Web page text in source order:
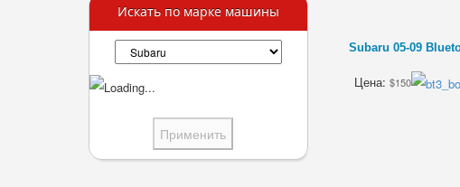
Искать по марке машины
Subaru 05-09
Цена: $150